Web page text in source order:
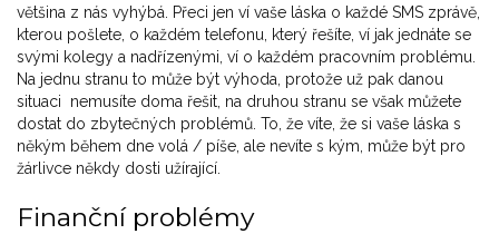
většina z nás vyhýbá. Přeci jen ví vaše láska o každé SMS zprávě,
kterou pošlete, o každém telefonu, který řešíte, ví jak jednáte se
svými kolegy a nadřízenými, ví o každém pracovním problému.
Na jednu stranu to může být výhoda, protože už pak danou
situaci nemusíte doma řešit, na druhou stranu se však můžete
dostat do zbytečných problémů. To, že víte, že si vaše láska s
někým během dne volá / píše, ale nevíte s kým, může být pro
žárlivce někdy dosti užírající.
Finanční problémy